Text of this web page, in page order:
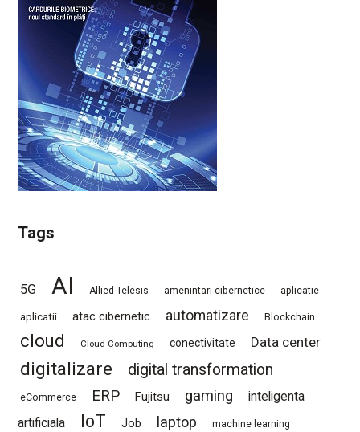
Tags
5G AI Allied Telesis amenintari cibernetice aplicatie
aplicatii atac cibernetic automatizare Blockchain
cloud Cloud Computing conectivitate Data center
digitalizare digital transformation
eCommerce ERP Fujitsu gaming
inteligenta
artificiala
IoT Job laptop machine learning